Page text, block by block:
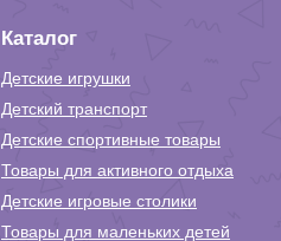
Каталог
Детские игрушки
Детский транспорт
Детские спортивные товары
Товары для активного отдыха
Детские игровые столики
Товары для маленьких детей